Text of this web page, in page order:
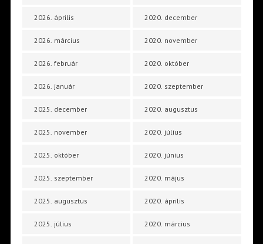
2026. április
2026. március
2026. február
2026. január
2025. december
2025. november
2025. október
2025. szeptember
2025. augusztus
2025. július
2020. december
2020. november
2020. október
2020. szeptember
2020. augusztus
2020. július
2020. június
2020. május
2020. április
2020. március